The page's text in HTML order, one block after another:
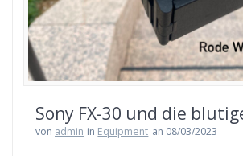
Sony FX-30 und die
von admin in Equipment an 08/03/2023